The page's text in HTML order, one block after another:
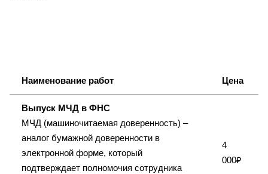
Наименование работ Цена
Выпуск МЧД в ФНС
МЧД (машиночитаемая доверенность) –
аналог бумажной доверенности в
электронной форме, который
подтверждает полномочия сотрудника
4
000₽